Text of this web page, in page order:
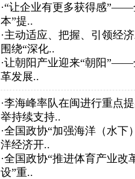
·“让企业有更多获得感”——
本”提..
·主动适应、把握、引领经
围绕“深化..
·让朝阳产业迎来“朝阳”——
革发展..
·李海峰率队在闽进行重点
举持续支持..
·全国政协“加强海洋（水下
洋经济开..
·全国政协“推进体育产业改
设”重..